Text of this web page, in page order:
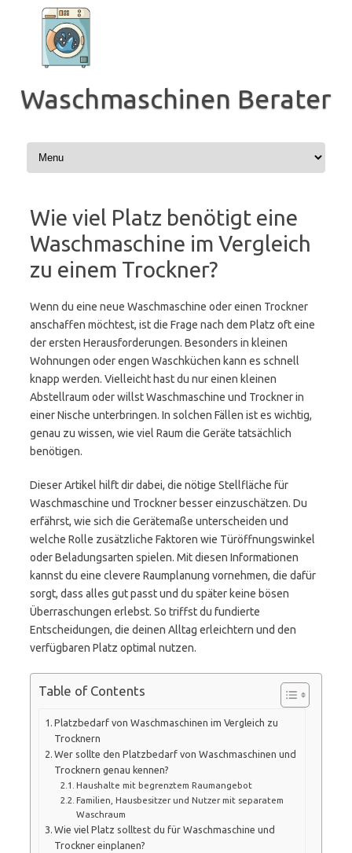
Inhalt
springen
Waschmaschinen Berater
Wie viel Platz benötigt eine
Waschmaschine im Vergleich
zu einem Trockner?
Wenn du eine neue Waschmaschine oder einen Trockner
anschaffen möchtest, ist die Frage nach dem Platz oft eine
der ersten Herausforderungen. Besonders in kleinen
Wohnungen oder engen Waschküchen kann es schnell
knapp werden. Vielleicht hast du nur einen kleinen
Abstellraum oder willst Waschmaschine und Trockner in
einer Nische unterbringen. In solchen Fällen ist es wichtig,
genau zu wissen, wie viel Raum die Geräte tatsächlich
benötigen.
Dieser Artikel hilft dir dabei, die nötige Stellfläche für
Waschmaschine und Trockner besser einzuschätzen. Du
erfährst, wie sich die Gerätemaße unterscheiden und
welche Rolle zusätzliche Faktoren wie Türöffnungswinkel
oder Beladungsarten spielen. Mit diesen Informationen
kannst du eine clevere Raumplanung vornehmen, die dafür
sorgt, dass alles gut passt und du später keine bösen
Überraschungen erlebst. So triffst du fundierte
Entscheidungen, die deinen Alltag erleichtern und den
verfügbaren Platz optimal nutzen.
Table of Contents
Platzbedarf von Waschmaschinen im Vergleich zu
Trocknern
Wer sollte den Platzbedarf von Waschmaschinen und
Trocknern genau kennen?
Haushalte mit begrenztem Raumangebot
Familien, Hausbesitzer und Nutzer mit separatem
Waschraum
Wie viel Platz solltest du für Waschmaschine und
Trockner einplanen?